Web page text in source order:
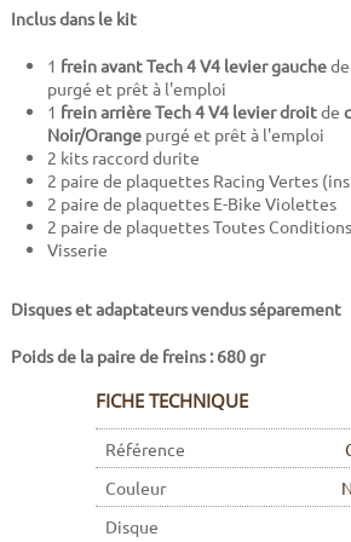
Inclus dans le kit
1 frein avant Tech 4 V4 levier gauchede
purgé et prêt à l'emploi
1 frein arrière Tech 4 V4 levier droitde
Noir/Orangepurgé et prêt à l'emploi
2 kits raccord durite
2 paire de plaquettes Racing Vertes
2 paire de plaquettes E-Bike Violettes
2 paire de plaquettes Toutes
Visserie
Disques et adaptateurs vendus séparement
Poids de la paire de freins : 680 gr
FICHE TECHNIQUE
Référence
Couleur
Disque